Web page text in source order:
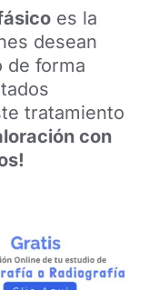
es la
desean
de forma
tratamiento
con